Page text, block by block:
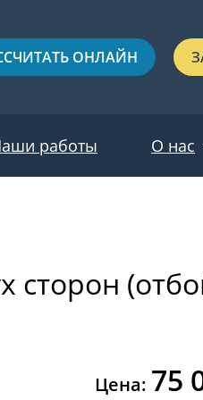
ОНЛАЙН
Черные
С выдавленным
работы О нас
сторон
Цена: 75